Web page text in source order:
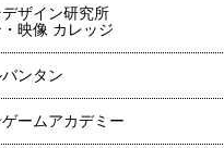
ザイン研究所
映像 カレッジ
ンタン
ームアカデミー